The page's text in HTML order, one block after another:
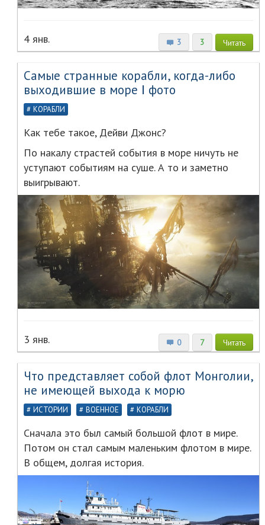
3 3 Читать
4 янв.
Самые странные корабли, когда-либо
выходившие в море Ⅰ фото
КОРАБЛИ
Как тебе такое, Дейви Джонс?
По накалу страстей события в море ничуть не
уступают событиям на суше. А то и заметно
выигрывают.
0 7 Читать
3 янв.
Что представляет собой флот Монголии,
не имеющей выхода к морю
ИСТОРИИ ВОЕННОЕ КОРАБЛИ
Сначала это был самый большой флот в мире.
Потом он стал самым маленьким флотом в мире.
В общем, долгая история.